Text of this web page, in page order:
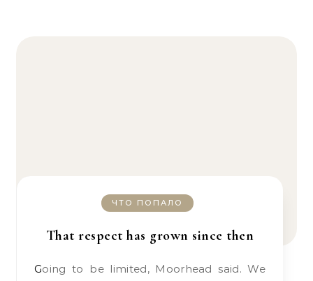
ЧТО ПОПАЛО
That respect has grown since then
Going to be limited, Moorhead said. We